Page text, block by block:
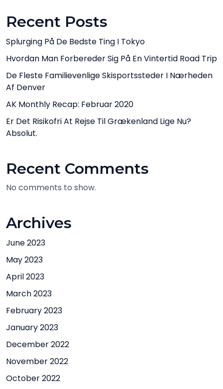
Recent Posts
Splurging På De Bedste Ting I Tokyo
Hvordan Man Forbereder Sig På En Vintertid Road Trip
De Fleste Familievenlige Skisportssteder I Nærheden
Af Denver
AK Monthly Recap: Februar 2020
Er Det Risikofri At Rejse Til Grækenland Lige Nu?
Absolut.
Recent Comments
No comments to show.
Archives
June 2023
May 2023
April 2023
March 2023
February 2023
January 2023
December 2022
November 2022
October 2022